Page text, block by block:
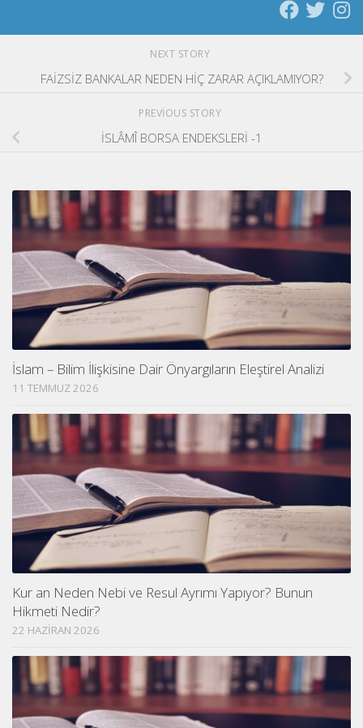
NEXT STORY
FAİZSİZ BANKALAR NEDEN HİÇ ZARAR AÇIKLAMIYOR?
PREVIOUS STORY
İSLÂMÎ BORSA ENDEKSLERİ -1
İslam – Bilim İlişkisine Dair Önyargıların Eleştirel Analizi
11 TEMMUZ 2026
Kur an Neden Nebi ve Resul Ayrımı Yapıyor? Bunun
Hikmeti Nedir?
22 HAZIRAN 2026